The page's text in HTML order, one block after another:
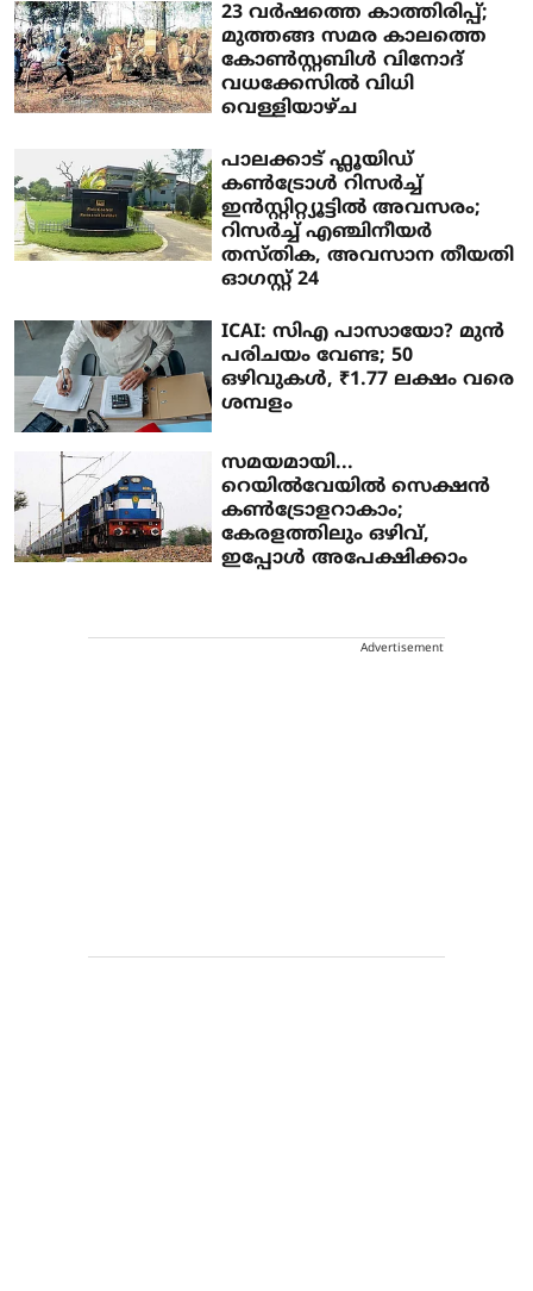
23 വര്‍ഷത്തെ കാത്തിരിപ്പ്;
മുത്തങ്ങ സമര കാലത്തെ
കോണ്‍സ്റ്റബിള്‍ വിനോദ്
വധക്കേസില്‍ വിധി
വെള്ളിയാഴ്ച
പാലക്കാട് ഫ്ലൂയിഡ്
കൺട്രോൾ റിസർച്ച്
ഇൻസ്റ്റിറ്റ്യൂട്ടിൽ അവസരം;
റിസർച്ച് എഞ്ചിനീയർ
തസ്തിക, അവസാന തീയതി
ഓഗസ്റ്റ് 24
ICAI: സിഎ പാസായോ? മുൻ
പരിചയം വേണ്ട; 50
ഒഴിവുകൾ, ₹1.77 ലക്ഷം വരെ
ശമ്പളം
സമയമായി...
റെയിൽവേയിൽ സെക്ഷൻ
കൺട്രോളറാകാം;
കേരളത്തിലും ഒഴിവ്,
ഇപ്പോൾ അപേക്ഷിക്കാം
Advertisement